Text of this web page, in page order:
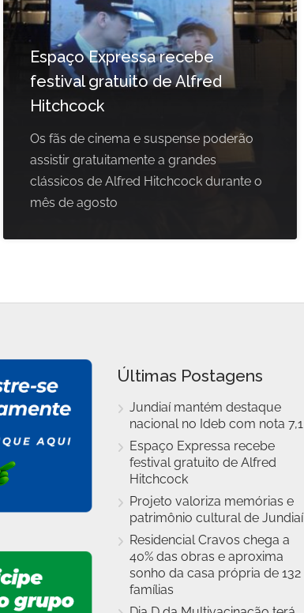
Espaço Expressa recebe
festival gratuito de Alfred
Hitchcock
Os fãs de cinema e suspense poderão
assistir gratuitamente a grandes
clássicos de Alfred Hitchcock durante o
mês de agosto
Últimas Postagens
Jundiaí mantém destaque
nacional no Ideb com nota 7,1
Espaço Expressa recebe
festival gratuito de Alfred
Hitchcock
Projeto valoriza memórias e
patrimônio cultural de Jundiaí
Residencial Cravos chega a
40% das obras e aproxima
sonho da casa própria de 132
famílias